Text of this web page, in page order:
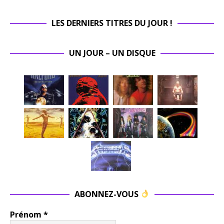
LES DERNIERS TITRES DU JOUR !
UN JOUR – UN DISQUE
ABONNEZ-VOUS
Prénom *